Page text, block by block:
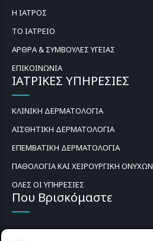
Η ΙΑΤΡΟΣ
ΤΟ ΙΑΤΡΕΙΟ
ΑΡΘΡΑ & ΣΥΜΒΟΥΛΕΣ ΥΓΕΙΑΣ
ΕΠΙΚΟΙΝΩΝΙΑ
ΙΑΤΡΙΚΕΣ ΥΠΗΡΕΣΙΕΣ
ΚΛΙΝΙΚΗ ΔΕΡΜΑΤΟΛΟΓΙΑ
ΑΙΣΘΗΤΙΚΗ ΔΕΡΜΑΤΟΛΟΓΙΑ
ΕΠΕΜΒΑΤΙΚΗ ΔΕΡΜΑΤΟΛΟΓΙΑ
ΠΑΘΟΛΟΓΙΑ ΚΑΙ ΧΕΙΡΟΥΡΓΙΚΗ ΟΝΥΧΩΝ
ΟΛΕΣ ΟΙ ΥΠΗΡΕΣΙΕΣ
Που Βρισκόμαστε